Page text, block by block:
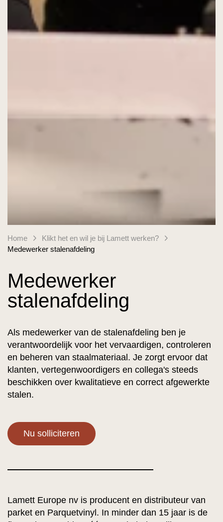
Home
Klikt het en wil je bij Lamett werken?
Medewerker stalenafdeling
Medewerker
stalenafdeling
Als medewerker van de stalenafdeling ben je
verantwoordelijk voor het vervaardigen, controleren
en beheren van staalmateriaal. Je zorgt ervoor dat
klanten, vertegenwoordigers en collega's steeds
beschikken over kwalitatieve en correct afgewerkte
stalen.
Nu solliciteren
Lamett Europe nv is producent en distributeur van
parket en Parquetvinyl. In minder dan 15 jaar is de